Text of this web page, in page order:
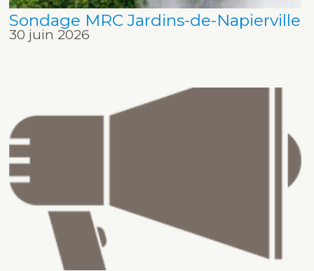
Sondage MRC Jardins-de-Napierville
30 juin 2026